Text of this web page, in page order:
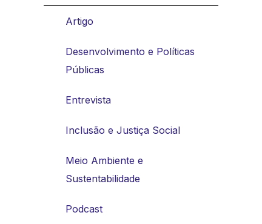
Artigo
Desenvolvimento e Políticas
Públicas
Entrevista
Inclusão e Justiça Social
Meio Ambiente e
Sustentabilidade
Podcast